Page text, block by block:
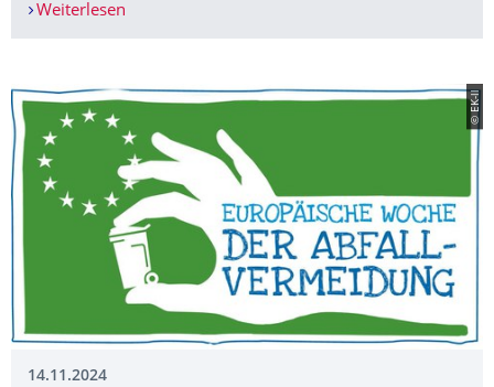
Weiterlesen
© EK-ll
14.11.2024